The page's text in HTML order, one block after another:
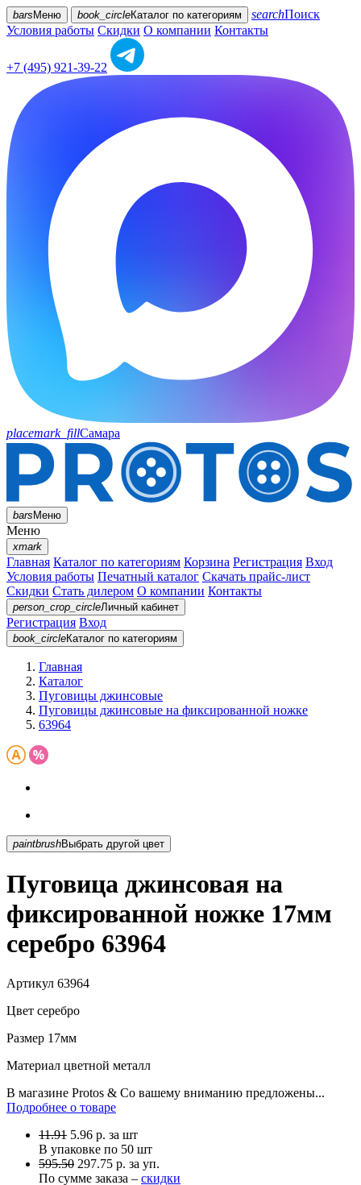
bars Меню book_circleКаталог по категориям searchПоиск
Условия работы Скидки О компании Контакты
+7 (495) 921-39-22
placemark_fillСамара
barsМеню
Меню
xmark
Главная Каталог по категориям Корзина Регистрация Вход
Условия работы Печатный каталог Скачать прайс-лист
Скидки Стать дилером О компании Контакты
person_crop_circleЛичный кабинет
Регистрация Вход
book_circleКаталог по категориям
Главная
Каталог
Пуговицы джинсовые
Пуговицы джинсовые на фиксированной ножке
63964
paintbrush Выбрать другой цвет
Пуговица джинсовая на
фиксированной ножке 17мм
серебро 63964
Артикул 63964
Цвет серебро
Размер 17мм
Материал цветной металл
В магазине Protos & Co вашему вниманию предложены...
Подробнее о товаре
11.91 5.96 р. за шт
В упаковке по 50 шт
595.50 297.75 р. за уп.
По сумме заказа – скидки